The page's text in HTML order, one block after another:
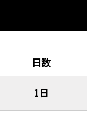
日数
1日